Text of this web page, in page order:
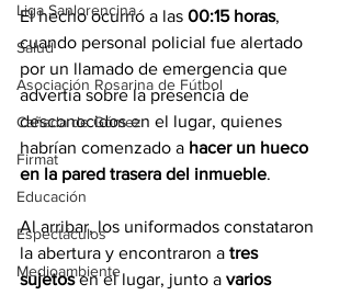
Liga Sanlorencina
Salud
Asociación Rosarina de Fútbol
Cañada de Gómez
Firmat
Educación
Espectáculos
Medioambiente
El hecho ocurrió a las 00:15 horas,
cuando personal policial fue alertado
por un llamado de emergencia que
advertía sobre la presencia de
desconocidos en el lugar, quienes
habrían comenzado a hacer un hueco
en la pared trasera del inmueble.
Al arribar, los uniformados constataron
la abertura y encontraron a tres
sujetos en el lugar, junto a varios